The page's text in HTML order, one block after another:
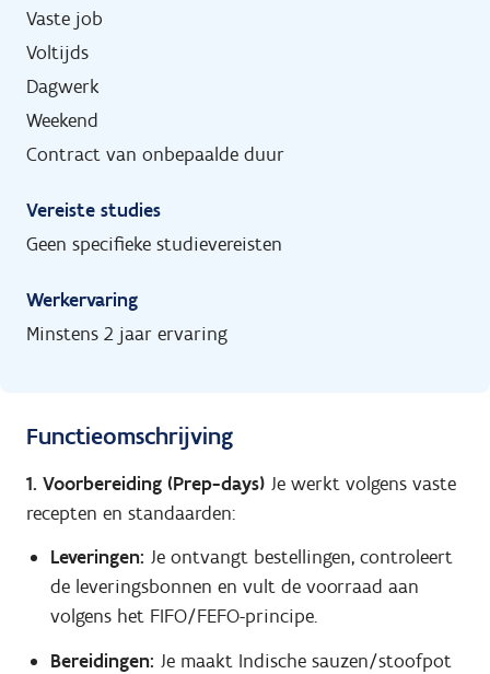
Vaste job
Voltijds
Dagwerk
Weekend
Contract van onbepaalde duur
Vereiste studies
Geen specifieke studievereisten
Werkervaring
Minstens 2 jaar ervaring
Functieomschrijving
1. Voorbereiding (Prep-days) Je werkt volgens vaste
recepten en standaarden:
Leveringen: Je ontvangt bestellingen, controleert
de leveringsbonnen en vult de voorraad aan
volgens het FIFO/FEFO-principe.
Bereidingen: Je maakt Indische sauzen/stoofpot